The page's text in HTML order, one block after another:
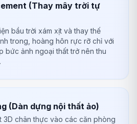
(Thay mây trời tự
bầu trời xám xịt và thay thế
trong, hoàng hôn rực rỡ chỉ với
bức ảnh ngoại thất trở nên thu
(Dàn dựng nội thất ảo)
3D chân thực vào các căn phòng